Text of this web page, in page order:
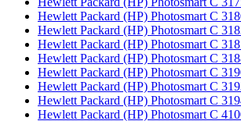
Hewlett Packard (HP) Photosmart C
Hewlett Packard (HP) Photosmart C
Hewlett Packard (HP) Photosmart C
Hewlett Packard (HP) Photosmart C
Hewlett Packard (HP) Photosmart C
Hewlett Packard (HP) Photosmart C
Hewlett Packard (HP) Photosmart C
Hewlett Packard (HP) Photosmart C